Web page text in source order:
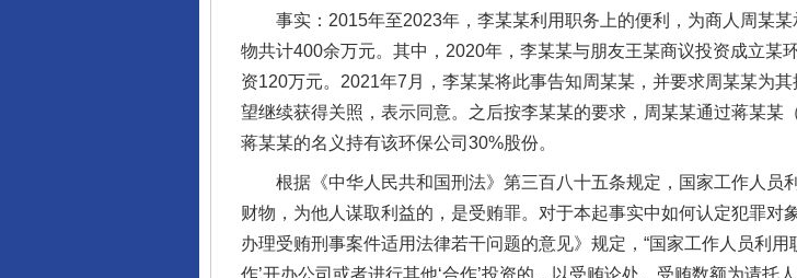
事实：2015年至2023年，李某某利用职务上的便利，为商人周某某
物共计400余万元。其中，2020年，李某某与朋友王某商议投资成立某
资120万元。2021年7月，李某某将此事告知周某某，并要求周某某为
望继续获得关照，表示同意。之后按李某某的要求，周某某通过蒋某某
蒋某某的名义持有该环保公司30%股份。
根据《中华人民共和国刑法》第三百八十五条规定，国家工作人员
财物，为他人谋取利益的，是受贿罪。对于本起事实中如何认定犯罪对
办理受贿刑事案件适用法律若干问题的意见》规定，“国家工作人员利
作’开办公司或者进行其他‘合作’投资的，以受贿论处。受贿数额为请托